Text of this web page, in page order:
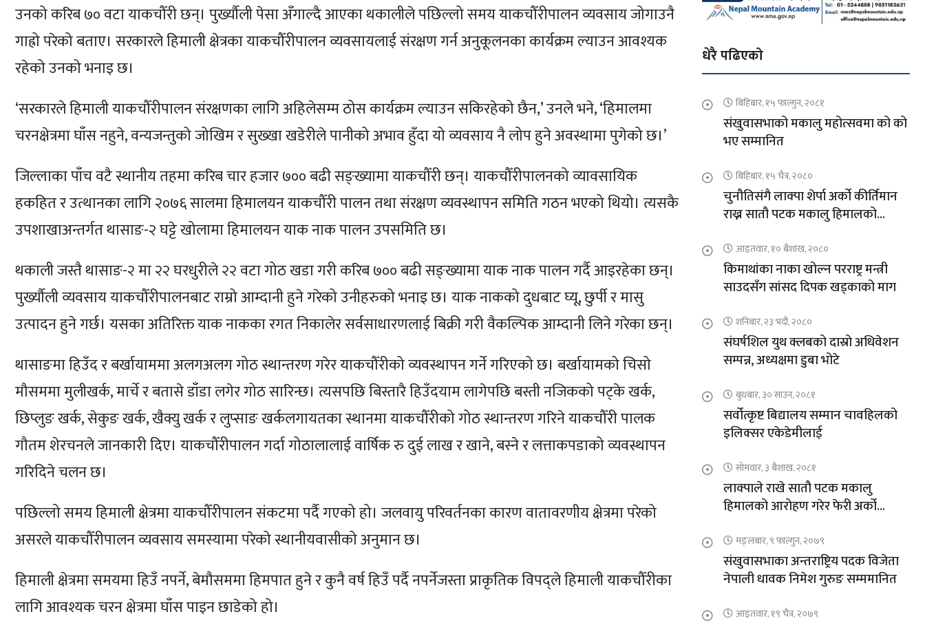
उनको करिब ७० वटा याकचौँरी छन्। पुर्ख्यौली पेसा अँगाल्दै आएका थकालीले पछिल्लो समय याकचौँरीपालन व्यवसाय जोगाउनै
गाह्रो परेको बताए। सरकारले हिमाली क्षेत्रका याकचौँरीपालन व्यवसायलाई संरक्षण गर्न अनुकूलनका कार्यक्रम ल्याउन आवश्यक
रहेको उनको भनाइ छ।
‘सरकारले हिमाली याकचौँरीपालन संरक्षणका लागि अहिलेसम्म ठोस कार्यक्रम ल्याउन सकिरहेको छैन,’ उनले भने, ‘हिमालमा
चरनक्षेत्रमा घाँस नहुने, वन्यजन्तुको जोखिम र सुख्खा खडेरीले पानीको अभाव हुँदा यो व्यवसाय नै लोप हुने अवस्थामा पुगेको छ।’
जिल्लाका पाँच वटै स्थानीय तहमा करिब चार हजार ७०० बढी सङ्ख्यामा याकचौँरी छन्। याकचौँरीपालनको व्यावसायिक
हकहित र उत्थानका लागि २०७६ सालमा हिमालयन याकचौँरी पालन तथा संरक्षण व्यवस्थापन समिति गठन भएको थियो। त्यसकै
उपशाखाअन्तर्गत थासाङ-२ घट्टे खोलामा हिमालयन याक नाक पालन उपसमिति छ।
थकाली जस्तै थासाङ-२ मा २२ घरधुरीले २२ वटा गोठ खडा गरी करिब ७०० बढी सङ्ख्यामा याक नाक पालन गर्दै आइरहेका छन्।
पुर्ख्यौली व्यवसाय याकचौँरीपालनबाट राम्रो आम्दानी हुने गरेको उनीहरुको भनाइ छ। याक नाकको दुधबाट घ्यू, छुर्पी र मासु
उत्पादन हुने गर्छ। यसका अतिरिक्त याक नाकका रगत निकालेर सर्वसाधारणलाई बिक्री गरी वैकल्पिक आम्दानी लिने गरेका छन्।
थासाङमा हिउँद र बर्खायाममा अलगअलग गोठ स्थान्तरण गरेर याकचौँरीको व्यवस्थापन गर्ने गरिएको छ। बर्खायामको चिसो
मौसममा मुलीखर्क, मार्चे र बतासे डाँडा लगेर गोठ सारिन्छ। त्यसपछि बिस्तारै हिउँदयाम लागेपछि बस्ती नजिकको पट्के खर्क,
छिप्लुङ खर्क, सेकुङ खर्क, खैक्यु खर्क र लुप्साङ खर्कलगायतका स्थानमा याकचौँरीको गोठ स्थान्तरण गरिने याकचौँरी पालक
गौतम शेरचनले जानकारी दिए। याकचौँरीपालन गर्दा गोठालालाई वार्षिक रु दुई लाख र खाने, बस्ने र लत्ताकपडाको व्यवस्थापन
गरिदिने चलन छ।
पछिल्लो समय हिमाली क्षेत्रमा याकचौँरीपालन संकटमा पर्दै गएको हो। जलवायु परिवर्तनका कारण वातावरणीय क्षेत्रमा परेको
असरले याकचौँरीपालन व्यवसाय समस्यामा परेको स्थानीयवासीको अनुमान छ।
हिमाली क्षेत्रमा समयमा हिउँ नपर्ने, बेमौसममा हिमपात हुने र कुनै वर्ष हिउँ पर्दै नपर्नेजस्ता प्राकृतिक विपद्ले हिमाली याकचौँरीका
लागि आवश्यक चरन क्षेत्रमा घाँस पाइन छाडेको हो।
धेरै पढिएको
बिहिबार, १५ फाल्गुन, २०८१
संखुवासभाको मकालु महोत्सवमा को को
भए सम्मानित
बिहिबार, १५ चैत्र, २०८०
चुनौतिसंगै लाक्पा शेर्पा अर्को कीर्तिमान
राख्न सातौ पटक मकालु हिमालको
आइतवार, १० बैशाख, २०८०
किमाथांका नाका खोल्न परराष्ट्र मन्त्री
साउदसँग सांसद दिपक खड्काको माग
शनिबार, २३ भदौ, २०८०
संघर्षशिल युथ क्लबको दास्रो अधिवेशन
सम्पन्न, अध्यक्षमा डुबा भोटे
बुधबार, ३० साउन, २०८१
सर्वोत्कृष्ट बिद्यालय सम्मान चावहिलको
इलिक्सर एकेडेमीलाई
सोमवार, ३ बैशाख, २०८१
लाक्पाले राखे सातौ पटक मकालु
हिमालको आरोहण गरेर फेरी अर्को
मङ्लबार, ९ फाल्गुन, २०७९
संखुवासभाका अन्तराष्ट्रिय पदक विजेता
नेपाली धावक निमेश गुरुङ सम्ममानित
आइतवार, १९ चैत्र, २०७९